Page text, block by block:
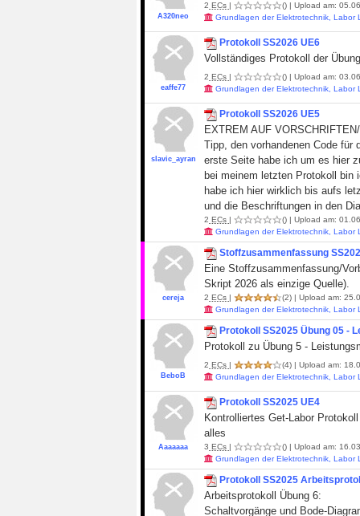
A320neo
2 ECs | () | Upload am:
Grundlagen der Elektrotechnik, Labor
eaffe77
Protokoll SS2026 UE6
Vollständiges Protokoll der
2 ECs | () | Upload am:
Grundlagen der Elektrotechnik, Labor
slavic_ayran
Protokoll SS2026 UE5
EXTREM AUF
Tipp, den vorhandenen Code für
erste Seite habe ich um es hier
bei meinem letzten Protokoll bin
habe ich hier wirklich bis aufs
und die Beschriftungen in den
2 ECs | () | Upload am:
Grundlagen der Elektrotechnik, Labor
cereja
Stoffzusammenfassung
Eine Stoffzusammenfassung/
Skript 2026 als einzige Quelle).
2 ECs | (2) | Upload am:
Grundlagen der Elektrotechnik, Labor
BeboB
Protokoll SS2025 Übung 05 -
Protokoll zu Übung 5 -
2 ECs | (4) | Upload am:
Grundlagen der Elektrotechnik, Labor
Aaaaaaa
Protokoll SS2025 UE4
Kontrolliertes Get-Labor
alles
3 ECs | () | Upload am:
Grundlagen der Elektrotechnik, Labor
Protokoll SS2025
Arbeitsprotokoll Übung 6:
Schaltvorgänge und Bode-